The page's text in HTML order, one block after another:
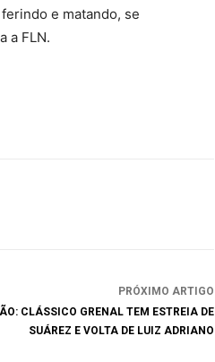
e matando, se
a FLN.
PRÓXIMO ARTIGO
CLÁSSICO GRENAL TEM ESTREIA DE
SUÁREZ E VOLTA DE LUIZ ADRIANO